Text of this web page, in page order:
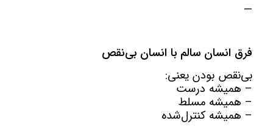
—
فرق انسان سالم با انسان بی‌نقص
بی‌نقص بودن یعنی:
– همیشه درست
– همیشه مسلط
– همیشه کنترل‌شده